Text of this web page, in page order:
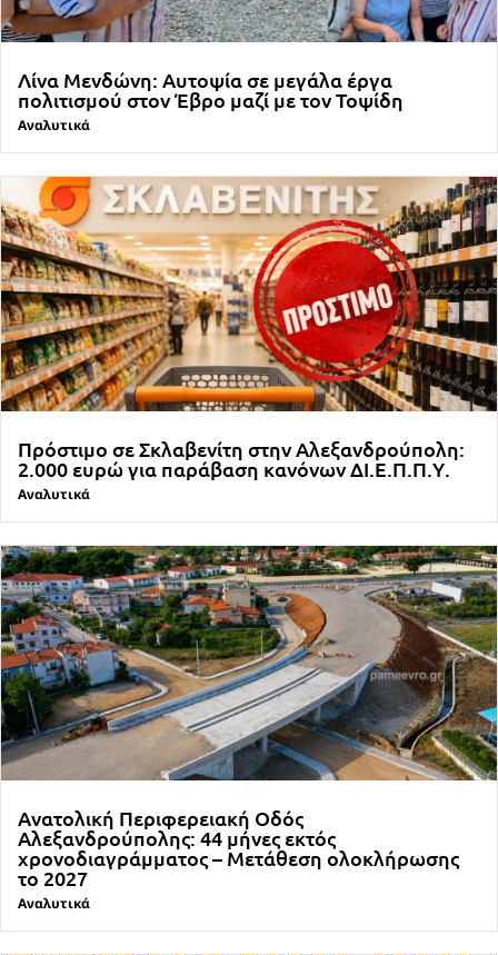
Λίνα Μενδώνη: Αυτοψία σε μεγάλα έργα
πολιτισμού στον Έβρο μαζί με τον Τοψίδη
Αναλυτικά
Πρόστιμο σε Σκλαβενίτη στην Αλεξανδρούπολη:
2.000 ευρώ για παράβαση κανόνων ΔΙ.Ε.Π.Π.Υ.
Αναλυτικά
Ανατολική Περιφερειακή Οδός
Αλεξανδρούπολης: 44 μήνες εκτός
χρονοδιαγράμματος – Μετάθεση ολοκλήρωσης
το 2027
Αναλυτικά